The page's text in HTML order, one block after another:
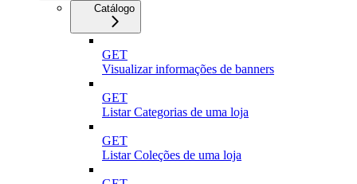
Catálogo
GET
Visualizar informações de banners
GET
Listar Categorias de uma loja
GET
Listar Coleções de uma loja